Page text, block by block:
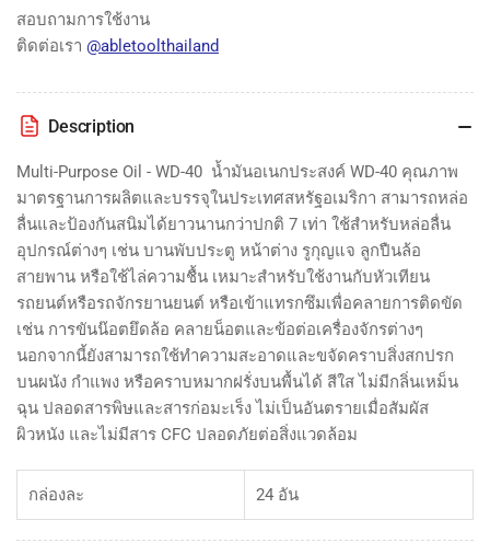
สอบถามการใช้งาน
ติดต่อเรา @abletoolthailand
Description
Multi-Purpose Oil - WD-40 น้ำมันอเนกประสงค์ WD-40 คุณภาพ
มาตรฐานการผลิตและบรรจุในประเทศสหรัฐอเมริกา สามารถหล่อ
ลื่นและป้องกันสนิมได้ยาวนานกว่าปกติ 7 เท่า ใช้สำหรับหล่อลื่น
อุปกรณ์ต่างๆ เช่น บานพับประตู หน้าต่าง รูกุญแจ ลูกปืนล้อ
สายพาน หรือใช้ไล่ความชื้น เหมาะสำหรับใช้งานกับหัวเทียน
รถยนต์หรือรถจักรยานยนต์ หรือเข้าแทรกซึมเพื่อคลายการติดขัด
เช่น การขันน๊อตยึดล้อ คลายน็อตและข้อต่อเครื่องจักรต่างๆ
นอกจากนี้ยังสามารถใช้ทำความสะอาดและขจัดคราบสิ่งสกปรก
บนผนัง กำแพง หรือคราบหมากฝรั่งบนพื้นได้ สีใส ไม่มีกลิ่นเหม็น
ฉุน ปลอดสารพิษและสารก่อมะเร็ง ไม่เป็นอันตรายเมื่อสัมผัส
ผิวหนัง และไม่มีสาร CFC ปลอดภัยต่อสิ่งแวดล้อม
กล่องละ 24 อัน